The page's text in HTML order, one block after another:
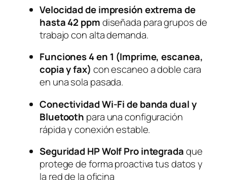
Velocidad de impresión extrema de
hasta 42 ppmdiseñada para grupos de
trabajo con alta demanda.
Funciones 4 en 1 (Imprime, escanea,
copia y fax) con escaneo a doble cara
en una sola pasada.
Conectividad Wi-Fi de banda dual y
Bluetooth para una configuración
rápida y conexión estable.
Seguridad HP Wolf Pro integradaque
protege de forma proactiva tus datos y
la red de la oficina